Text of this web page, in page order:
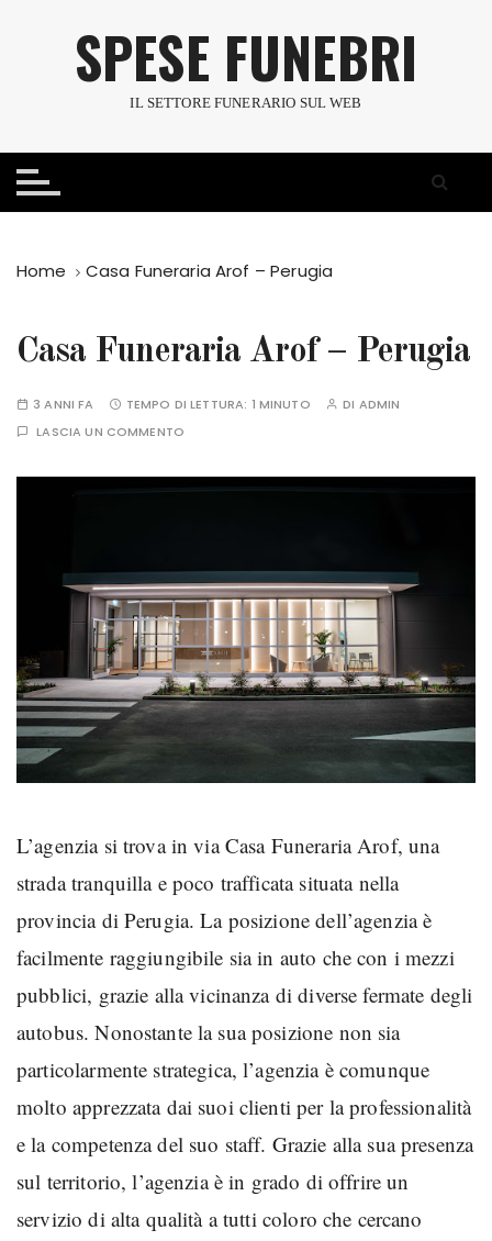
a
SPESE FUNEBRI
IL SETTORE FUNERARIO SUL WEB
Home Casa Funeraria Arof – Perugia
Casa Funeraria Arof – Perugia
3 ANNI FA TEMPO DI LETTURA: 1 MINUTO DI ADMIN
LASCIA UN COMMENTO
L’agenzia si trova in via Casa Funeraria Arof, una
strada tranquilla e poco trafficata situata nella
provincia di Perugia. La posizione dell’agenzia è
facilmente raggiungibile sia in auto che con i mezzi
pubblici, grazie alla vicinanza di diverse fermate degli
autobus. Nonostante la sua posizione non sia
particolarmente strategica, l’agenzia è comunque
molto apprezzata dai suoi clienti per la professionalità
e la competenza del suo staff. Grazie alla sua presenza
sul territorio, l’agenzia è in grado di offrire un
servizio di alta qualità a tutti coloro che cercano